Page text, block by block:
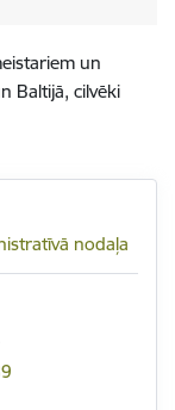
un
Baltijā, cilvēki
nodaļa